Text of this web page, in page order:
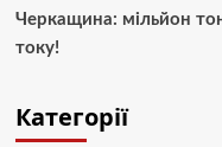
Черкащина: мільйон
току!
Категорії